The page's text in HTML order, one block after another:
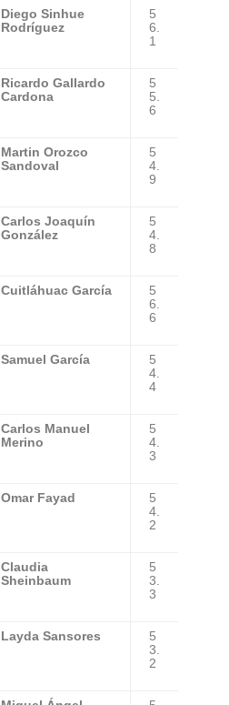
Diego Sinhue
Rodríguez
5
6.
1
Ricardo Gallardo
Cardona
5
5.
6
Martin Orozco
Sandoval
5
4.
9
Carlos Joaquín
González
5
4.
8
Cuitláhuac García
5
6.
6
Samuel García
5
4.
4
Carlos Manuel
Merino
5
4.
3
Omar Fayad
5
4.
2
Claudia
Sheinbaum
5
3.
3
Layda Sansores
5
3.
2